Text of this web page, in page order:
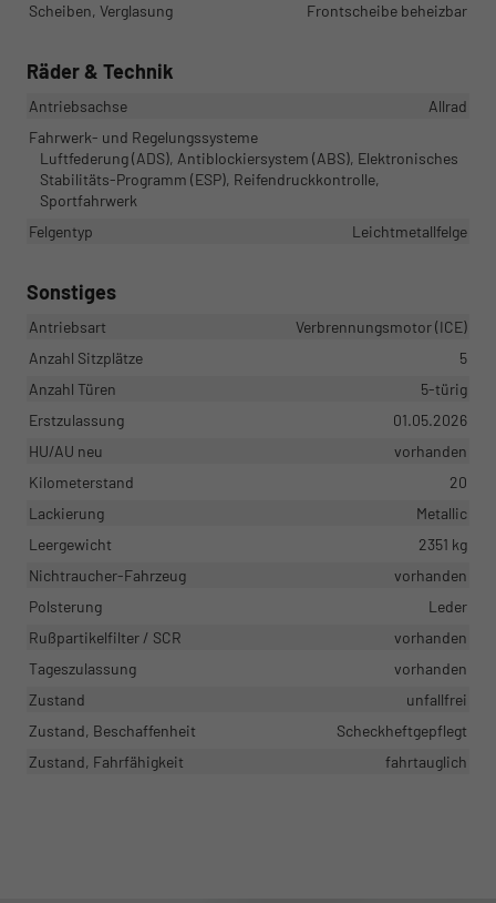
Scheiben, Verglasung
Frontscheibe beheizbar
Räder & Technik
Antriebsachse
Allrad
Fahrwerk- und Regelungssysteme
Luftfederung (ADS), Antiblockiersystem (ABS), Elektronisches
Stabilitäts-Programm (ESP), Reifendruckkontrolle,
Sportfahrwerk
Felgentyp
Leichtmetallfelge
Sonstiges
Antriebsart
Verbrennungsmotor (ICE)
Anzahl Sitzplätze
5
Anzahl Türen
5-türig
Erstzulassung
01.05.2026
HU/AU neu
vorhanden
Kilometerstand
20
Lackierung
Metallic
Leergewicht
2351 kg
Nichtraucher-Fahrzeug
vorhanden
Polsterung
Leder
Rußpartikelfilter / SCR
vorhanden
Tageszulassung
vorhanden
Zustand
unfallfrei
Zustand, Beschaffenheit
Scheckheftgepflegt
Zustand, Fahrfähigkeit
fahrtauglich